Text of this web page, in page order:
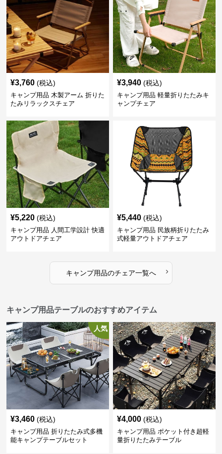
¥3,760 (税込)
キャンプ用品 木製アーム 折りた
たみリラックスチェア
¥3,940 (税込)
キャンプ用品 軽量折りたたみキ
ャンプチェア
¥5,220 (税込)
キャンプ用品 人間工学設計 快適
アウトドアチェア
¥5,440 (税込)
キャンプ用品 民族柄折りたたみ
式軽量アウトドアチェア
キャンプ用品のチェア一覧へ ›
キャンプ用品テーブルのおすすめアイテム
人気
¥3,460 (税込)
キャンプ用品 折りたたみ式多機
能キャンプテーブルセット
¥4,000 (税込)
キャンプ用品 ポケット付き超軽
量折りたたみテーブル